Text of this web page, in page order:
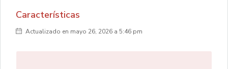
Características
Actualizado en mayo 26, 2026 a 5:46 pm